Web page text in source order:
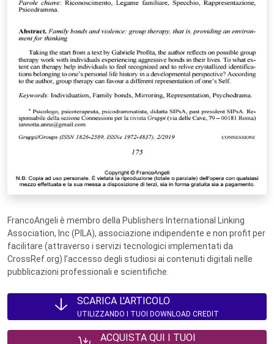
FrancoAngeli è membro della Publishers International Linking
Association, Inc (PILA), associazione indipendente e non profit per
facilitare (attraverso i servizi tecnologici implementati da
CrossRef.org) l’accesso degli studiosi ai contenuti digitali nelle
pubblicazioni professionali e scientifiche.
SCARICA L'ARTICOLO
UTILIZZANDO I TUOI DOWNLOAD CREDIT
ACQUISTA QUI I TUOI